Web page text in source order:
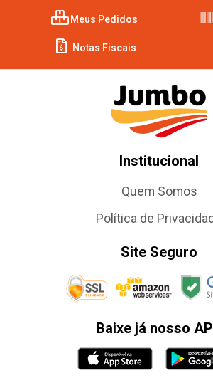
Meus Pedidos
Notas Fiscais
Institucional
Quem Somos
Política de
Site Seguro
Baixe já nosso